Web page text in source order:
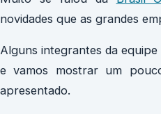
novidades que as grandes
Alguns integrantes da
e vamos mostrar um
apresentado.